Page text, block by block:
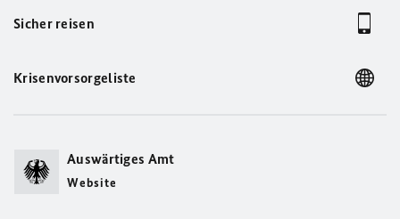
Sicher reisen
Krisenvorsorgeliste
Auswärtiges Amt
Website